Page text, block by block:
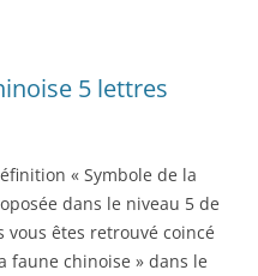
5 lettres
« Symbole de la
dans le niveau 5 de
vous êtes retrouvé coincé
faune chinoise » dans le